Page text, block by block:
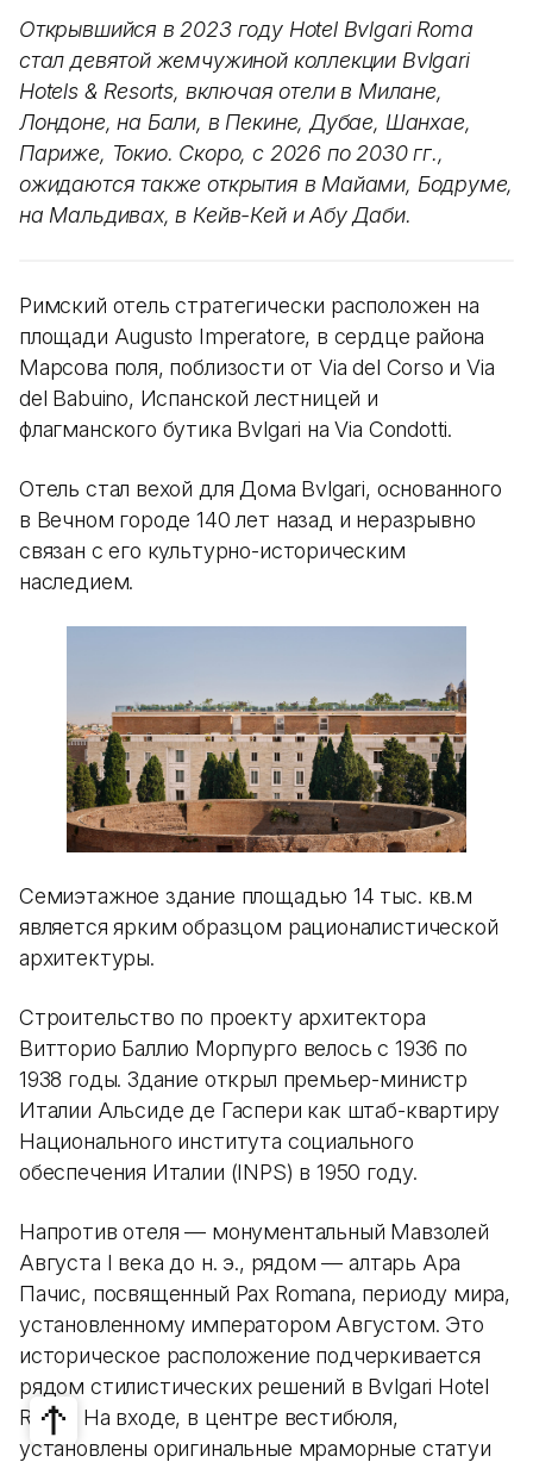
Открывшийся в 2023 году Hotel Bvlgari Roma
стал девятой жемчужиной коллекции Bvlgari
Hotels & Resorts, включая отели в Милане,
Лондоне, на Бали, в Пекине, Дубае, Шанхае,
Париже, Токио. Скоро, с 2026 по 2030 гг.,
ожидаются также открытия в Майами, Бодруме,
на Мальдивах, в Кейв-Кей и Абу Даби.
Римский отель стратегически расположен на
площади Augusto Imperatore, в сердце района
Марсова поля, поблизости от Via del Corso и Via
del Babuino, Испанской лестницей и
флагманского бутика Bvlgari на Via Condotti.
Отель стал вехой для Дома Bvlgari, основанного
в Вечном городе 140 лет назад и неразрывно
связан с его культурно-историческим
наследием.
Семиэтажное здание площадью 14 тыс. кв.м
является ярким образцом рационалистической
архитектуры.
Строительство по проекту архитектора
Витторио Баллио Морпурго велось с 1936 по
1938 годы. Здание открыл премьер-министр
Италии Альсиде де Гаспери как штаб-квартиру
Национального института социального
обеспечения Италии (INPS) в 1950 году.
Напротив отеля — монументальный Мавзолей
Августа I века до н. э., рядом — алтарь Ара
Пачис, посвященный Pax Romana, периоду мира,
установленному императором Августом. Это
историческое расположение подчеркивается
рядом стилистических решений в Bvlgari Hotel
Roma. На входе, в центре вестибюля,
установлены оригинальные мраморные статуи